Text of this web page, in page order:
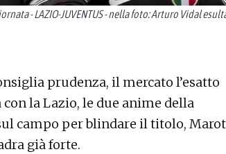
- LAZIO-JUVENTUS - nella foto: Arturo Vidal
prudenza, il mercato l’esatto
la Lazio, le due anime della
campo per blindare il titolo,
già forte.